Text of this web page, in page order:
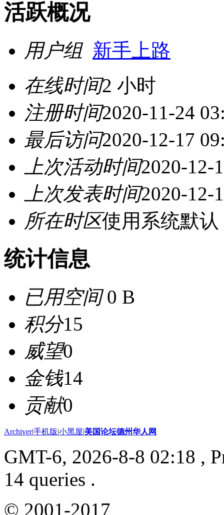
活跃概况
用户组 新手上路
在线时间2 小时
注册时间2020-11-24
最后访问2020-12-17
上次活动时间2020-12-
上次发表时间2020-12-
所在时区使用系统默认
统计信息
已用空间0 B
积分15
威望0
金钱14
贡献0
Archiver|手机版|小黑屋|美国论坛德州华人网
GMT-6, 2026-8-8 02:18 ,
14 queries .
© 2001-2017